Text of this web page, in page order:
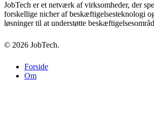
JobTech er et netværk af virksomheder, der
forskellige nicher af beskæftigelsesteknologi
løsninger til at understøtte
© 2026 JobTech.
Close
Menu
Forside
Om